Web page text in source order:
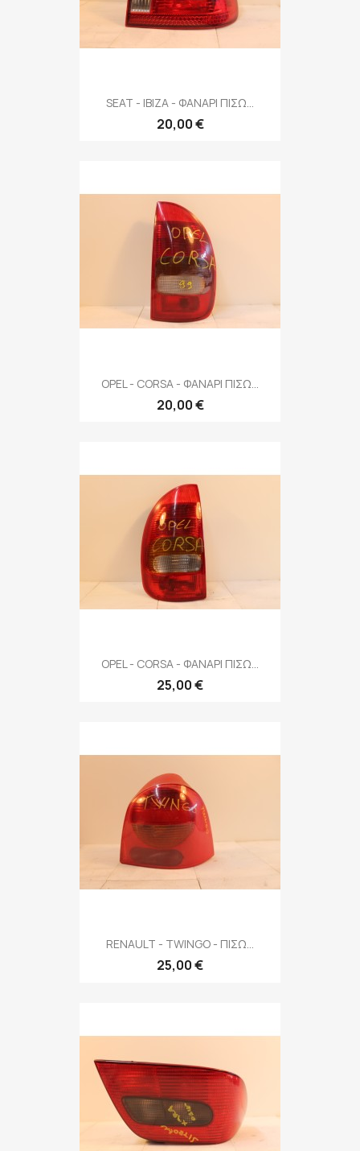
SEAT - IBIZA - ΦΑΝΑΡΙ ΠΙΣΩ...
20,00 €
OPEL - CORSA - ΦΑΝΑΡΙ ΠΙΣΩ...
20,00 €
OPEL - CORSA - ΦΑΝΑΡΙ ΠΙΣΩ...
25,00 €
RENAULT - TWINGO - ΠΙΣΩ...
25,00 €